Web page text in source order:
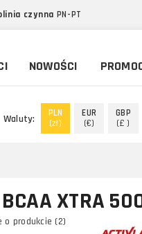
czynna PN-PT
NOWOŚCI
Waluty:
PLN
(zł)
EUR
(€)
GBP
(£ )
XTRA
o produkcie (2)